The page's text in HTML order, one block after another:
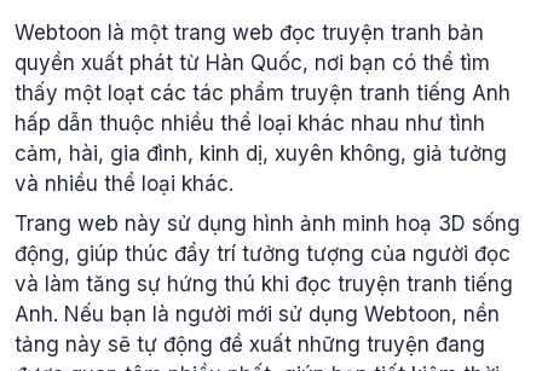
Webtoon là một trang web đọc truyện tranh bản
quyền xuất phát từ Hàn Quốc, nơi bạn có thể tìm
thấy một loạt các tác phẩm truyện tranh tiếng Anh
hấp dẫn thuộc nhiều thể loại khác nhau như tình
cảm, hài, gia đình, kinh dị, xuyên không, giả tưởng
và nhiều thể loại khác.
Trang web này sử dụng hình ảnh minh hoạ 3D sống
động, giúp thúc đẩy trí tưởng tượng của người đọc
và làm tăng sự hứng thú khi đọc truyện tranh tiếng
Anh. Nếu bạn là người mới sử dụng Webtoon, nền
tảng này sẽ tự động đề xuất những truyện đang